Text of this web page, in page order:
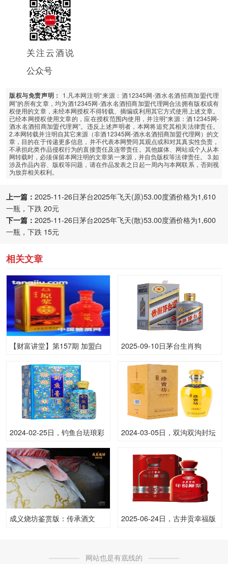
关注云酒说
公众号
版权与免责声明： 1.凡本网注明“来源：酒12345网-酒水名酒招商加盟代理
网”的所有文章，均为酒12345网-酒水名酒招商加盟代理网合法拥有版权或有
权使用的文章，未经本网授权不得转载、摘编或利用其它方式使用上述文章。
已经本网授权使用文章的，应在授权范围内使用，并注明“来源：酒12345网-
酒水名酒招商加盟代理网”。违反上述声明者，本网将追究其相关法律责任。
2.本网转载并注明自其它来源（非酒12345网-酒水名酒招商加盟代理网）的文
章，目的在于传递更多信息，并不代表本网赞同其观点或和对其真实性负责，
不承担此类作品侵权行为的直接责任及连带责任。其他媒体、网站或个人从本
网转载时，必须保留本网注明的文章第一来源，并自负版权等法律责任。 3.如
涉及作品内容、版权等问题，请在作品发表之日起一周内与本网联系，否则视
为放弃相关权利。
上一篇： 2025-11-26日茅台2025年飞天(原)53.00度酒价格为1,610
一瓶，下跌 20元
下一篇： 2025-11-26日茅台2025年飞天(散)53.00度酒价格为1,600
一瓶，下跌 15元
相关文章
【财富讲堂】第157期 加盟白
样的？
2025-09-10日茅台生肖狗
瓶，下跌 50元
2024-02-25日，钓鱼台珐琅彩
是多少呢？
2024-03-05日，双沟双沟封坛
格是多少呢？
成义烧坊鉴赏版：传承酒文
2025-06-24日，古井贡幸福版
网站也是有底线的